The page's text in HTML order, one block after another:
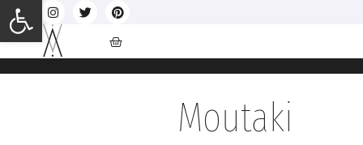
Moutaki
Ανοίξτε τη γραμμή εργαλείων